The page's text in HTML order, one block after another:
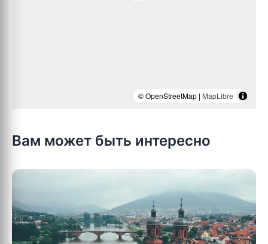
© OpenStreetMap | MapLibre
Вам может быть интересно